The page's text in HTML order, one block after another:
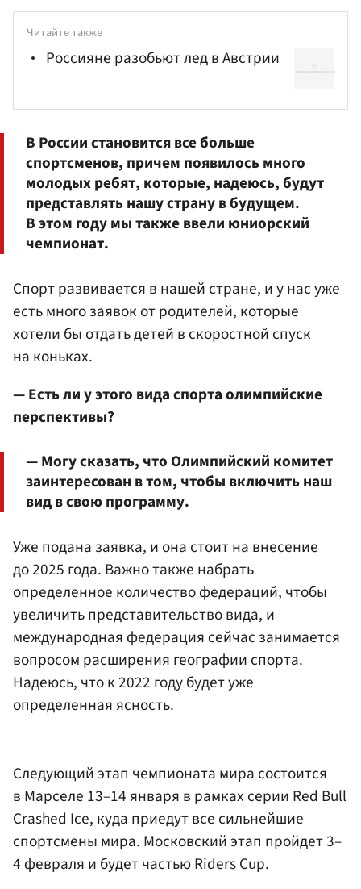
Читайте также
Россияне разобьют лед в Австрии
В России становится все больше
спортсменов, причем появилось много
молодых ребят, которые, надеюсь, будут
представлять нашу страну в будущем.
В этом году мы также ввели юниорский
чемпионат.
Спорт развивается в нашей стране, и у нас уже
есть много заявок от родителей, которые
хотели бы отдать детей в скоростной спуск
на коньках.
— Есть ли у этого вида спорта олимпийские
перспективы?
— Могу сказать, что Олимпийский комитет
заинтересован в том, чтобы включить наш
вид в свою программу.
Уже подана заявка, и она стоит на внесение
до 2025 года. Важно также набрать
определенное количество федераций, чтобы
увеличить представительство вида, и
международная федерация сейчас занимается
вопросом расширения географии спорта.
Надеюсь, что к 2022 году будет уже
определенная ясность.
Следующий этап чемпионата мира состоится
в Марселе 13–14 января в рамках серии Red Bull
Crashed Ice, куда приедут все сильнейшие
спортсмены мира. Московский этап пройдет 3–
4 февраля и будет частью Riders Cup.